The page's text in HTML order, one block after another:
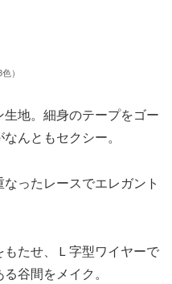
）
地。細身のテープをゴー
んともセクシー。
ったレースでエレガント
たせ、Ｌ字型ワイヤーで
谷間をメイク。